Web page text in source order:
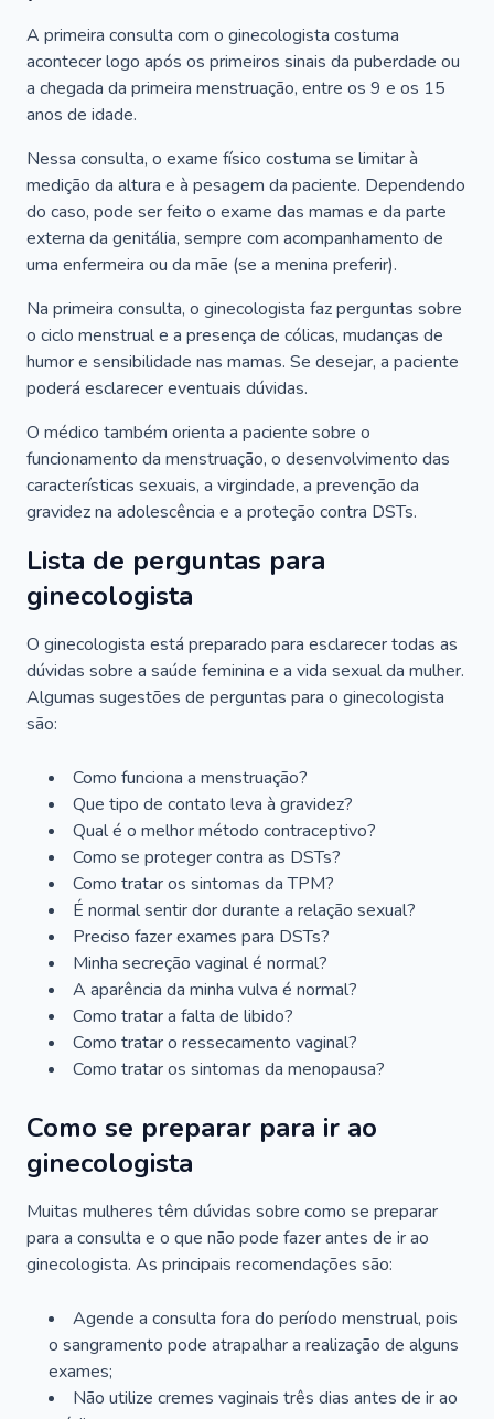
A primeira consulta com o ginecologista costuma
acontecer logo após os primeiros sinais da puberdade ou
a chegada da primeira menstruação, entre os 9 e os 15
anos de idade.
Nessa consulta, o exame físico costuma se limitar à
medição da altura e à pesagem da paciente. Dependendo
do caso, pode ser feito o exame das mamas e da parte
externa da genitália, sempre com acompanhamento de
uma enfermeira ou da mãe (se a menina preferir).
Na primeira consulta, o ginecologista faz perguntas sobre
o ciclo menstrual e a presença de cólicas, mudanças de
humor e sensibilidade nas mamas. Se desejar, a paciente
poderá esclarecer eventuais dúvidas.
O médico também orienta a paciente sobre o
funcionamento da menstruação, o desenvolvimento das
características sexuais, a virgindade, a prevenção da
gravidez na adolescência e a proteção contra DSTs.
Lista de perguntas para
ginecologista
O ginecologista está preparado para esclarecer todas as
dúvidas sobre a saúde feminina e a vida sexual da mulher.
Algumas sugestões de perguntas para o ginecologista
são:
Como funciona a menstruação?
Que tipo de contato leva à gravidez?
Qual é o melhor método contraceptivo?
Como se proteger contra as DSTs?
Como tratar os sintomas da TPM?
É normal sentir dor durante a relação sexual?
Preciso fazer exames para DSTs?
Minha secreção vaginal é normal?
A aparência da minha vulva é normal?
Como tratar a falta de libido?
Como tratar o ressecamento vaginal?
Como tratar os sintomas da menopausa?
Como se preparar para ir ao
ginecologista
Muitas mulheres têm dúvidas sobre como se preparar
para a consulta e o que não pode fazer antes de ir ao
ginecologista. As principais recomendações são:
Agende a consulta fora do período menstrual, pois
o sangramento pode atrapalhar a realização de alguns
exames;
Não utilize cremes vaginais três dias antes de ir ao